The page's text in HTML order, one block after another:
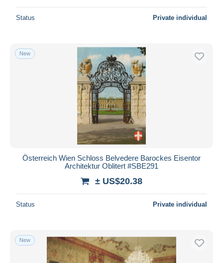
Status Private individual
New
Österreich Wien Schloss Belvedere Barockes Eisentor
Architektur Oblitert #SBE291
± US$20.38
Status Private individual
New